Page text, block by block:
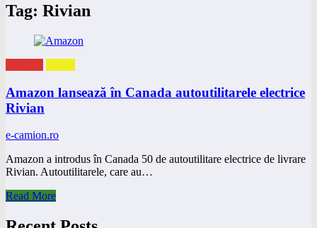
Tag: Rivian
Amazon lansează în Canada autoutilitarele electrice
Rivian
e-camion.ro
Amazon a introdus în Canada 50 de autoutilitare electrice de livrare
Rivian. Autoutilitarele, care au…
Read More